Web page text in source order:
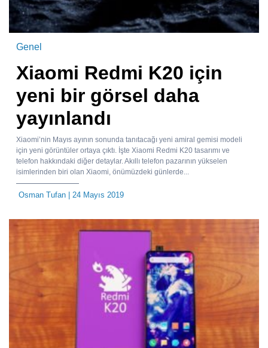
Genel
Xiaomi Redmi K20 için
yeni bir görsel daha
yayınlandı
Xiaomi’nin Mayıs ayının sonunda tanıtacağı yeni amiral gemisi modeli
için yeni görüntüler ortaya çıktı. İşte Xiaomi Redmi K20 tasarımı ve
telefon hakkındaki diğer detaylar. Akıllı telefon pazarının yükselen
isimlerinden biri olan Xiaomi, önümüzdeki günlerde...
Osman Tufan | 24 Mayıs 2019